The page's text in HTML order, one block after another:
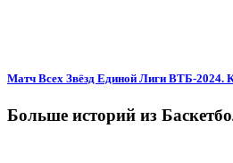
Матч Всех Звёзд Единой Лиги ВТБ-2024.
Больше историй из